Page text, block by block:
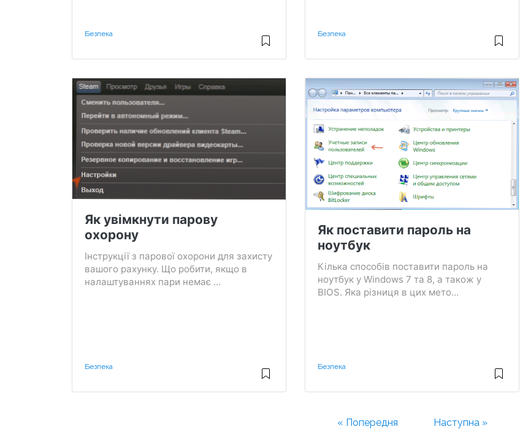
Безпека Безпека
Як увімкнути парову
охорону
Інструкції з парової охорони для захисту
вашого рахунку. Що робити, якщо в
налаштуваннях пари немає ...
Безпека
Як поставити пароль на
ноутбук
Кілька способів поставити пароль на
ноутбук у Windows 7 та 8, а також у
BIOS. Яка різниця в цих мето...
Безпека
« Попередня Наступна »